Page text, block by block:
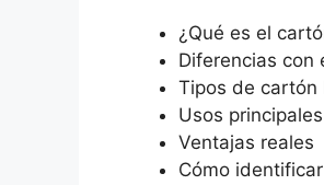
¿Qué es el
Diferencias con
Tipos de
Usos principales
Ventajas reales
Cómo